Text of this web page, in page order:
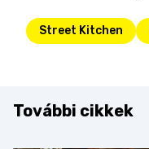
Street Kitchen
További cikkek